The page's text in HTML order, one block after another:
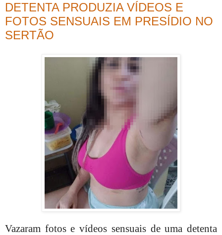
DETENTA PRODUZIA VÍDEOS E
FOTOS SENSUAIS EM PRESÍDIO NO
SERTÃO
Vazaram fotos e vídeos sensuais de uma detenta